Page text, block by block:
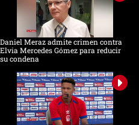
Daniel Meraz admite crimen contra
Elvia Mercedes Gómez para reducir
su condena